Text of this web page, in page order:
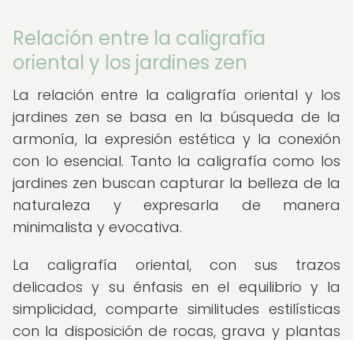
Relación entre la caligrafía
oriental y los jardines zen
La relación entre la caligrafía oriental y los
jardines zen se basa en la búsqueda de la
armonía, la expresión estética y la conexión
con lo esencial. Tanto la caligrafía como los
jardines zen buscan capturar la belleza de la
naturaleza y expresarla de manera
minimalista y evocativa.
La caligrafía oriental, con sus trazos
delicados y su énfasis en el equilibrio y la
simplicidad, comparte similitudes estilísticas
con la disposición de rocas, grava y plantas